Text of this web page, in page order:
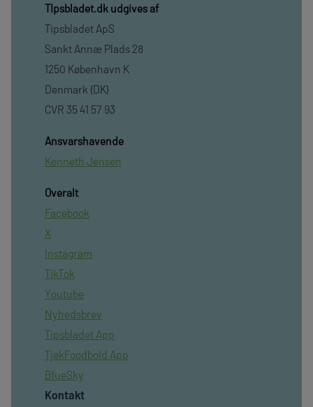
TIpsbladet.dk udgives af
Tipsbladet ApS
Sankt Annæ Plads 28
1250 København K
Denmark (DK)
CVR 35 41 57 93
Ansvarshavende
Kenneth Jensen
Overalt
Facebook
X
Instagram
TikTok
Youtube
Nyhedsbrev
Tipsbladet App
TjekFoodbold App
BlueSky
Kontakt